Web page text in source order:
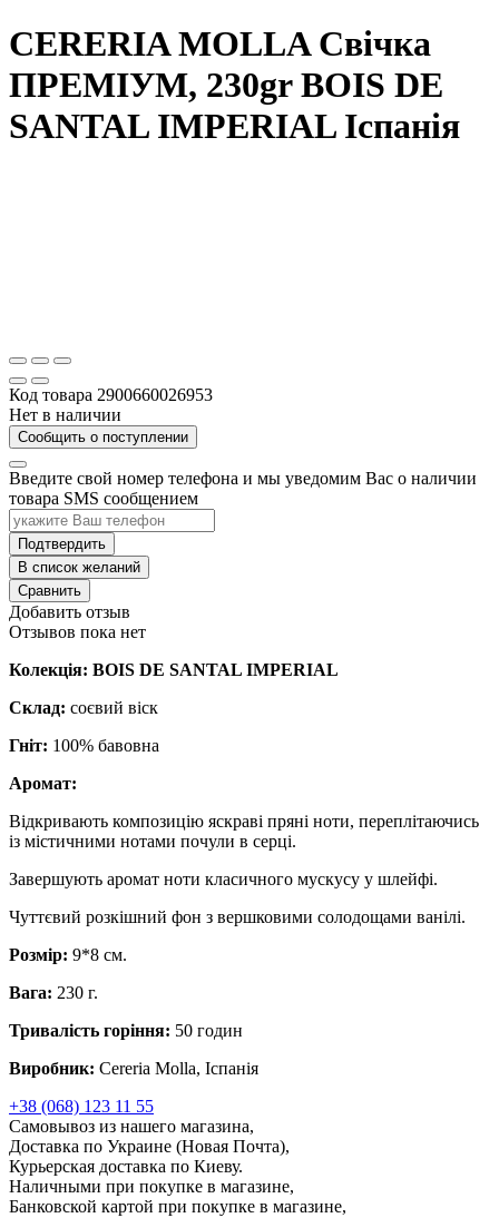
CERERIA MOLLA Свічка
ПРЕМІУМ, 230gr BOIS DE
SANTAL IMPERIAL Іспанія
Код товара 2900660026953
Нет в наличии
Сообщить о поступлении
Введите свой номер телефона и мы уведомим Вас о наличии
товара SMS сообщением
Подтвердить
В список желаний
Сравнить
Добавить отзыв
Отзывов пока нет
Колекція: BOIS DE SANTAL IMPERIAL
Склад: соєвий віск
Гніт: 100% бавовна
Аромат:
Відкривають композицію яскраві пряні ноти, переплітаючись
із містичними нотами почули в серці.
Завершують аромат ноти класичного мускусу у шлейфі.
Чуттєвий розкішний фон з вершковими солодощами ванілі.
Розмір: 9*8 см.
Вага: 230 г.
Тривалість горіння: 50 годин
Виробник: Cereria Molla, Іспанія
+38 (068) 123 11 55
Самовывоз из нашего магазина,
Доставка по Украине (Новая Почта),
Курьерская доставка по Киеву.
Наличными при покупке в магазине,
Банковской картой при покупке в магазине,